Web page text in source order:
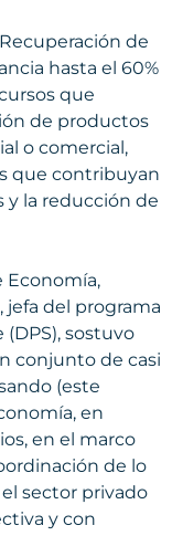
de
hasta el 60%
que
de productos
o comercial,
que contribuyan
y la reducción de
Economía,
jefa del programa
sostuvo
conjunto de casi
(este
en
en el marco
de lo
sector privado
y con